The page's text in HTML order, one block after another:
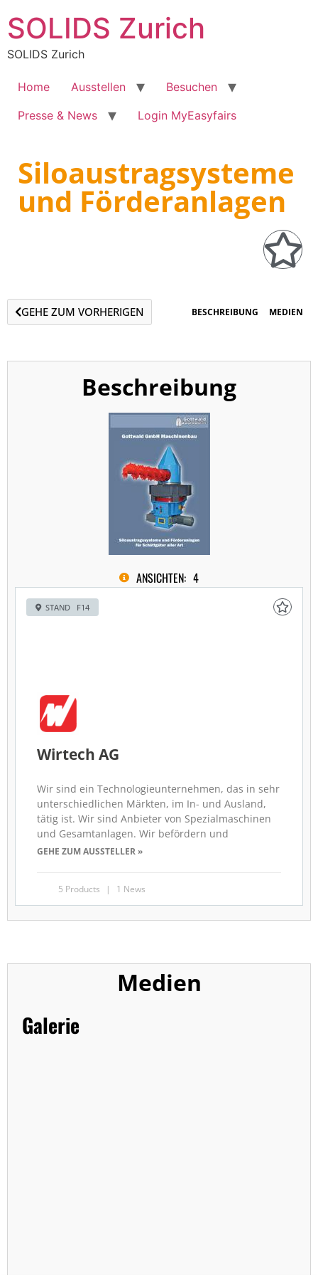
SOLIDS Zurich
SOLIDS Zurich
Home Ausstellen
Besuchen
Presse & News
Login MyEasyfairs
Siloaustragsysteme
und Förderanlagen
GEHE ZUM VORHERIGEN BESCHREIBUNG MEDIEN
Beschreibung
ANSICHTEN: 4
STAND F14
Wirtech AG
Wir sind ein Technologieunternehmen, das in sehr
unterschiedlichen Märkten, im In- und Ausland,
tätig ist. Wir sind Anbieter von Spezialmaschinen
und Gesamtanlagen. Wir befördern und
GEHE ZUM AUSSTELLER »
5 Products 1 News
Medien
Galerie